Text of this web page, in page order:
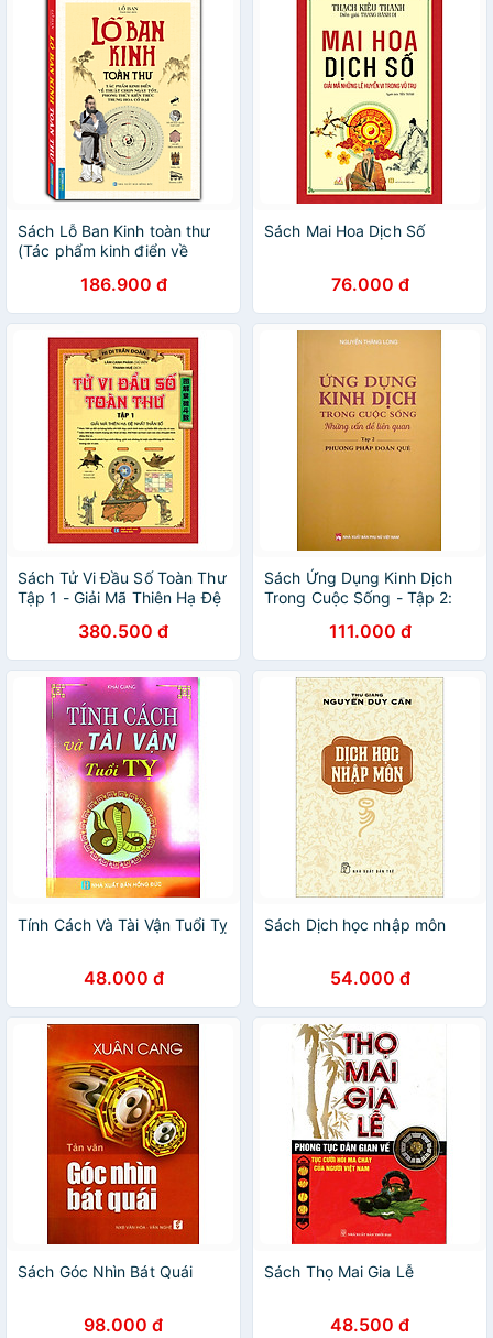
Sách Lỗ Ban Kinh toàn thư
(Tác phẩm kinh điển về
thuỷ kiến trúc Trung Hoa cổ
đại)(bìa cứng)
186.900 đ
Sách Mai Hoa Dịch Số
76.000 đ
Sách Tử Vi Đầu Số Toàn Thư
Tập 1 - Giải Mã Thiên Hạ Đệ
380.500 đ
Sách Ứng Dụng Kinh Dịch
Trong Cuộc Sống - Tập 2:
111.000 đ
Tính Cách Và Tài Vận Tuổi Tỵ
48.000 đ
Sách Dịch học nhập môn
54.000 đ
Sách Góc Nhìn Bát Quái
98.000 đ
Sách Thọ Mai Gia Lễ
48.500 đ